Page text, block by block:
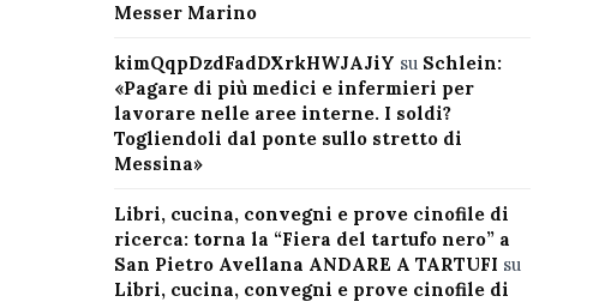
Messer Marino
kimQqpDzdFadDXrkHWJAJiY su Schlein:
«Pagare di più medici e infermieri per
lavorare nelle aree interne. I soldi?
Togliendoli dal ponte sullo stretto di
Messina»
Libri, cucina, convegni e prove cinofile di
ricerca: torna la “Fiera del tartufo nero” a
San Pietro Avellana ANDARE A TARTUFI su
Libri, cucina, convegni e prove cinofile di